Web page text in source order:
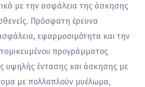
με την ασφάλεια της άσκησης
Πρόσφατη έρευνα
εφαρμοσιμότητα και την
προγράμματος
υψηλής έντασης και άσκησης με
με πολλαπλούν μυέλωμα,